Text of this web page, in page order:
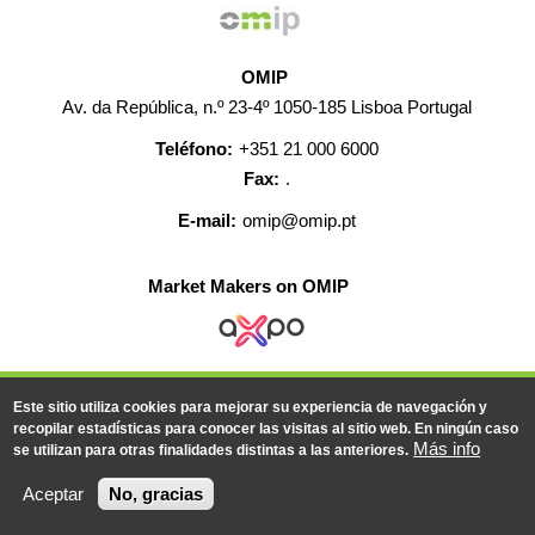
OMIP
Av. da República, n.º 23-4º 1050-185 Lisboa Portugal
Teléfono: +351 21 000 6000
Fax: .
E-mail: omip@omip.pt
Market Makers on OMIP
© 2019-2026 - Todos los derechos reservados
AYUDA CONTACTO EMPLEO
MAPA WEB
INFORMACIÓN LEGAL
Powered BY
Este sitio utiliza cookies para mejorar su experiencia de navegación y
recopilar estadísticas para conocer las visitas al sitio web. En ningún caso
se utilizan para otras finalidades distintas a las anteriores. Más info
Aceptar No, gracias